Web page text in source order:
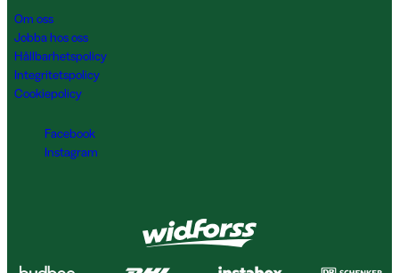
Om oss
Jobba hos oss
Hållbarhetspolicy
Integritetspolicy
Cookiepolicy
Facebook
Instagram